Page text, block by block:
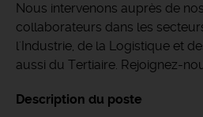
Nous intervenons auprès de
collaborateurs dans les
l'Industrie, de la Logistique et
aussi du Tertiaire. Rejoignez-
Description du poste